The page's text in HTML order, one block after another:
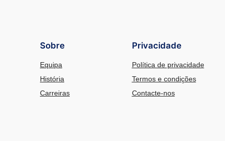
Sobre
Equipa
História
Carreiras
Privacidade
Política de privacidade
Termos e condições
Contacte-nos